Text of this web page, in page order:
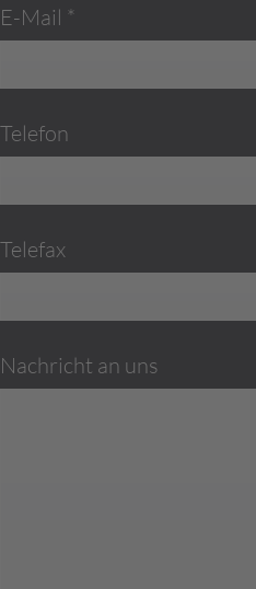
E-Mail *
Telefon
Telefax
Nachricht an uns